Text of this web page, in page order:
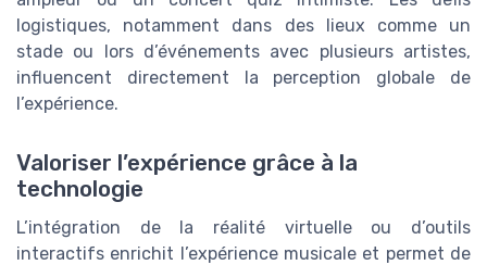
logistiques, notamment dans des lieux comme un
stade ou lors d’événements avec plusieurs artistes,
influencent directement la perception globale de
l’expérience.
Valoriser l’expérience grâce à la
technologie
L’intégration de la réalité virtuelle ou d’outils
interactifs enrichit l’expérience musicale et permet de